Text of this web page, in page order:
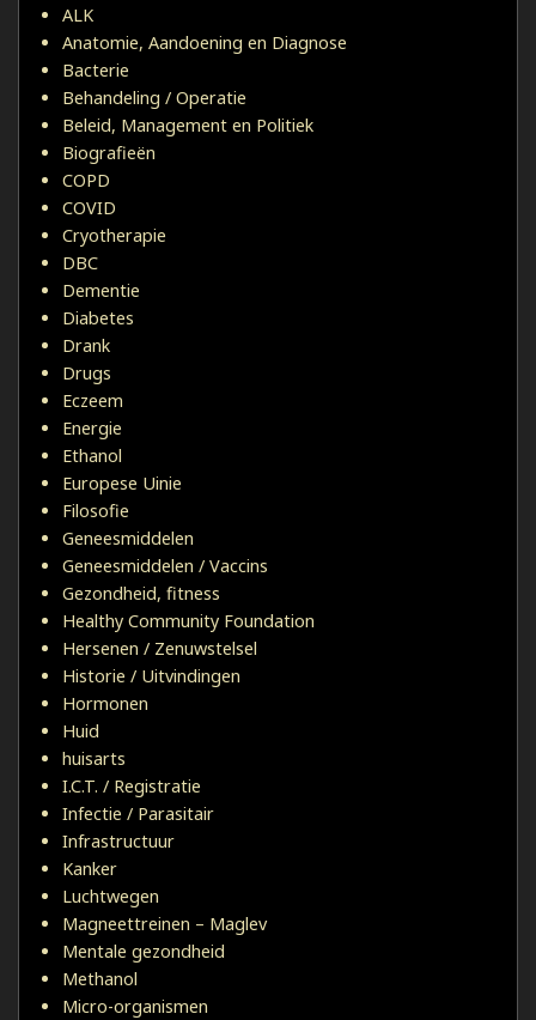
ALK
Anatomie, Aandoening en Diagnose
Bacterie
Behandeling / Operatie
Beleid, Management en Politiek
Biografieën
COPD
COVID
Cryotherapie
DBC
Dementie
Diabetes
Drank
Drugs
Eczeem
Energie
Ethanol
Europese Uinie
Filosofie
Geneesmiddelen
Geneesmiddelen / Vaccins
Gezondheid, fitness
Healthy Community Foundation
Hersenen / Zenuwstelsel
Historie / Uitvindingen
Hormonen
Huid
huisarts
I.C.T. / Registratie
Infectie / Parasitair
Infrastructuur
Kanker
Luchtwegen
Magneettreinen – Maglev
Mentale gezondheid
Methanol
Micro-organismen